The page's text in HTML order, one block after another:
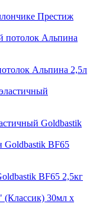
Престиж
Альпина 2,5л
Goldbastik
BF65 2,5кг